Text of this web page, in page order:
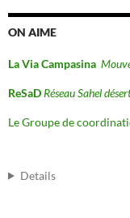
ON AIME
La Via Campasina
ReSaD Réseau Sahel
Le Groupe de
Details